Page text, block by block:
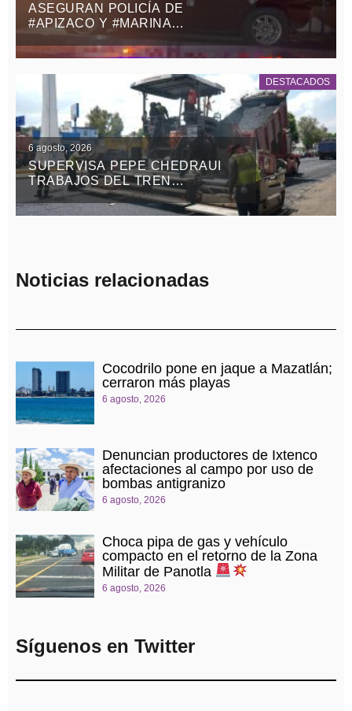
ASEGURAN POLICÍA DE
#APIZACO Y #MARINA
VEHÍCULO CON REPORTE DE
ROBO Y DETIENEN A UN
DESTACADOS
6 agosto, 2026
SUPERVISA PEPE CHEDRAUI
TRABAJOS DEL TREN
CAPITALINO DE PAVIMENTACIÓN
EN BULEVAR HÉROES DEL 5 DE
Noticias relacionadas
Cocodrilo pone en jaque a Mazatlán;
cerraron más playas
6 agosto, 2026
Denuncian productores de Ixtenco
afectaciones al campo por uso de
bombas antigranizo
6 agosto, 2026
Choca pipa de gas y vehículo
compacto en el retorno de la Zona
Militar de Panotla
6 agosto, 2026
Síguenos en Twitter